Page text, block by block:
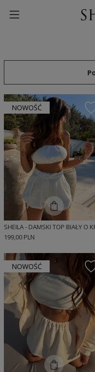
NOWOŚĆ
199,00 PLN
NOWOŚĆ